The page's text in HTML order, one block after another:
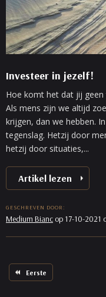
Investeer in jezelf!
Hoe komt het dat jij
Als mens zijn we altijd
krijgen, dan we hebben.
tegenslag. Hetzij door
hetzij door situaties,...
Artikel lezen
GESCHREVEN DOOR:
Medium Bianc op 17-10-2021
Eerste